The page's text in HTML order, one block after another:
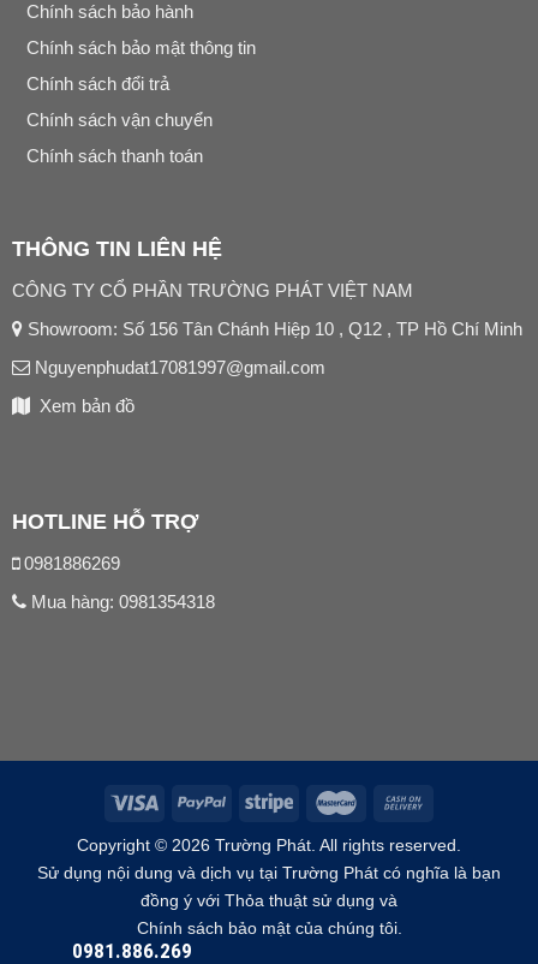
Chính sách bảo hành
Chính sách bảo mật thông tin
Chính sách đổi trả
Chính sách vận chuyển
Chính sách thanh toán
THÔNG TIN LIÊN HỆ
CÔNG TY CỔ PHẦN TRƯỜNG PHÁT VIỆT NAM
Showroom: Số 156 Tân Chánh Hiệp 10 , Q12 , TP Hồ Chí Minh
Nguyenphudat17081997@gmail.com
Xem bản đồ
HOTLINE HỖ TRỢ
0981886269
Mua hàng: 0981354318
Copyright © 2026 Trường Phát. All rights reserved.
Sử dụng nội dung và dịch vụ tại Trường Phát có nghĩa là bạn
đồng ý với Thỏa thuật sử dụng và
Chính sách bảo mật của chúng tôi.
0981.886.269